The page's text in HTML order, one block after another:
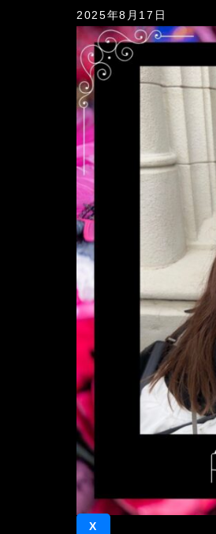
ひ
な
り
の
一
日
店
長
(12-
17
時)
2025年8月17日
X